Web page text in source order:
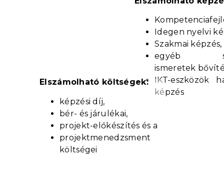
Idegen nyelvi
Szakmai
egyéb
ismeretek
IKT-eszközök
képzés
Elszámolható költségek:
képzési díj,
bér- és járulékai,
projekt-előkészítés és a
projektmenedzsment
költségei